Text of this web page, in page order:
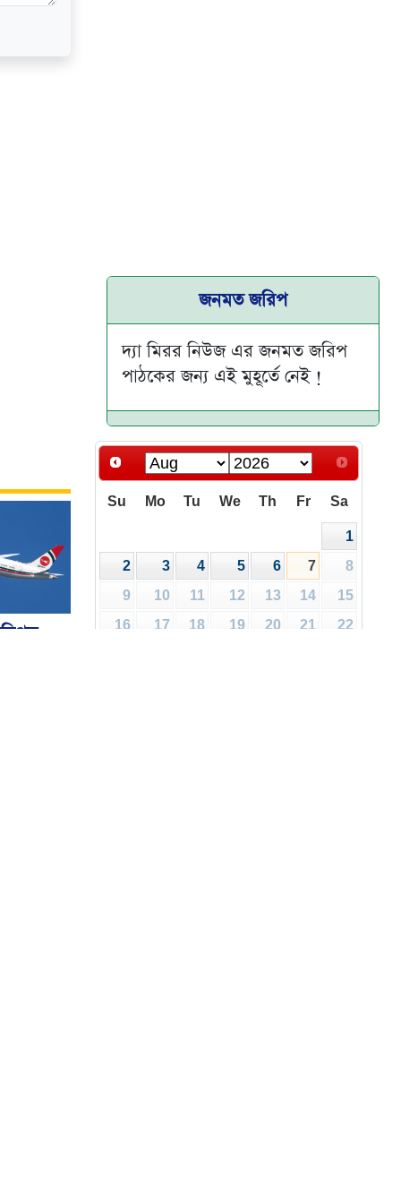
জনমত জরিপ
দ্যা মিরর নিউজ এর জনমত জরিপ
পাঠকের জন্য এই মুহূর্তে নেই !
Su Mo Tu We Th Fr Sa
1
2
3 4 5 6 7
8
9
10 11 12 13 14
15
16
17 18 19 20 21
22